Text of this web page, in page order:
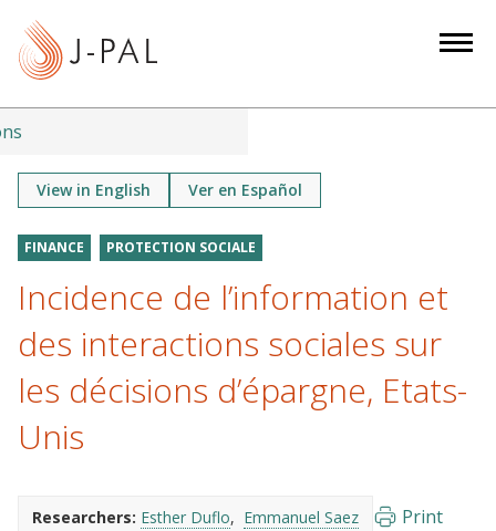
t
View in English Ver en Español
FINANCE PROTECTION SOCIALE
Incidence de l’information et
des interactions sociales sur
les décisions d’épargne, Etats-
Unis
Researchers: Esther Duflo Emmanuel Saez Print